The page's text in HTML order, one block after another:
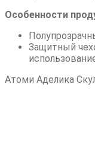
Особенности
Защитный
Атоми Аделика